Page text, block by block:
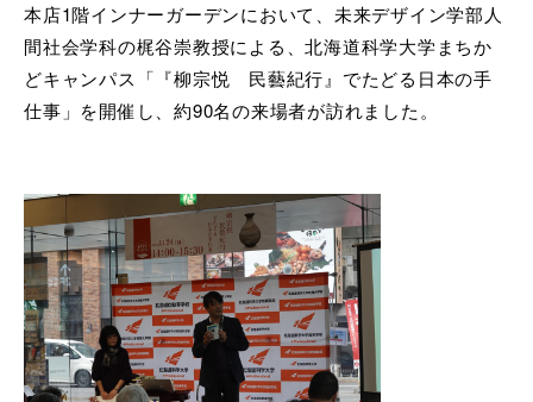
本店1階インナーガーデンにおいて、未来デザイン学部人
間社会学科の梶谷崇教授による、北海道科学大学まちか
どキャンパス「『柳宗悦 民藝紀行』でたどる日本の手
仕事」を開催し、約90名の来場者が訪れました。